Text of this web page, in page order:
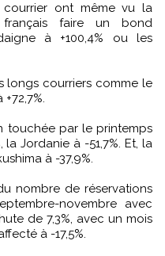
courrier ont même vu la
français faire un bond
à +100,4% ou les
longs courriers comme le
touchée par le printemps
Jordanie à -51,7%. Et, la
à -37,9%.
nombre de réservations
novembre avec
de 7,3%, avec un mois
à -17,5%.